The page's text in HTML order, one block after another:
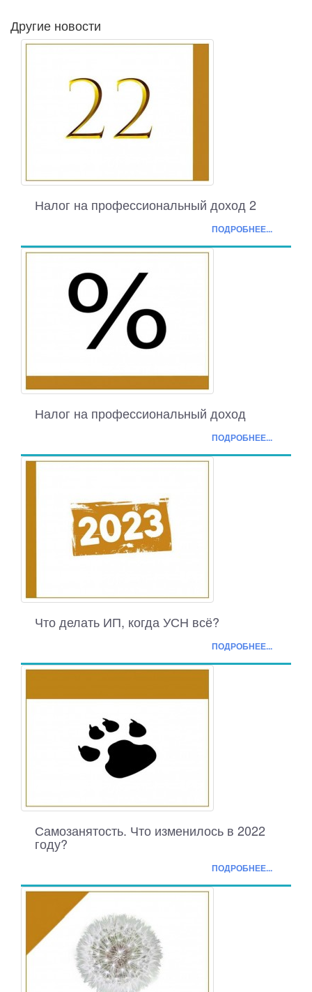
Другие новости
Налог на профессиональный доход 2
ПОДРОБНЕЕ...
Налог на профессиональный доход
ПОДРОБНЕЕ...
Что делать ИП, когда УСН всё?
ПОДРОБНЕЕ...
Самозанятость. Что изменилось в 2022
году?
ПОДРОБНЕЕ...